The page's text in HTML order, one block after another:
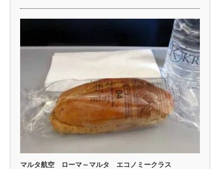
マルタ航空 ローマ～マルタ エコノミークラス